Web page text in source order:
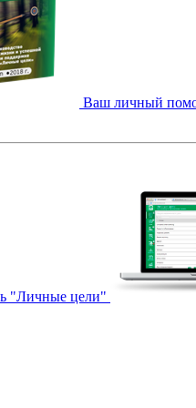
Ваш личный
"Личные цели"